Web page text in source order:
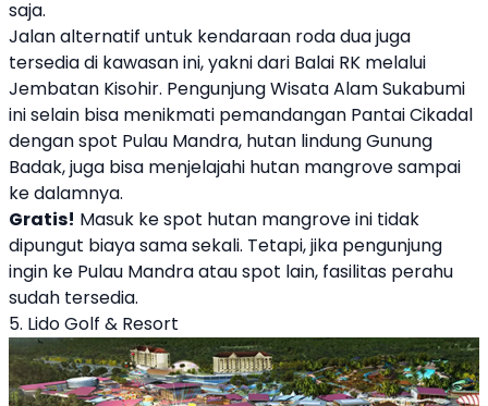
saja.
Jalan alternatif untuk kendaraan roda dua juga
tersedia di kawasan ini, yakni dari Balai RK melalui
Jembatan Kisohir. Pengunjung Wisata Alam Sukabumi
ini selain bisa menikmati pemandangan Pantai Cikadal
dengan spot Pulau Mandra, hutan lindung Gunung
Badak, juga bisa menjelajahi hutan mangrove sampai
ke dalamnya.
Gratis! Masuk ke spot hutan mangrove ini tidak
dipungut biaya sama sekali. Tetapi, jika pengunjung
ingin ke Pulau Mandra atau spot lain, fasilitas perahu
sudah tersedia.
5. Lido Golf & Resort